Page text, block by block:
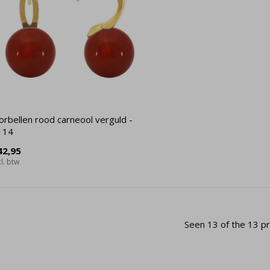
rood carneool verguld -
btw
Seen 13 of the 13